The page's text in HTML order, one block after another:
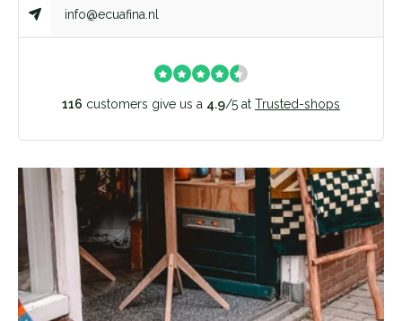
info@ecuafina.nl
116 customers give us a 4.9/5 at Trusted-shops